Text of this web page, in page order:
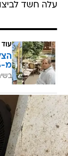
עלה חשד
עוד
מ-94% בטיפולי הרזיה